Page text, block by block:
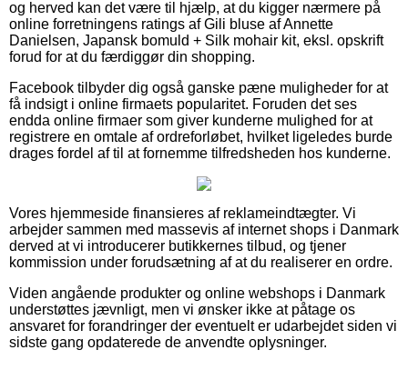
og herved kan det være til hjælp, at du kigger nærmere på
online forretningens ratings af Gili bluse af Annette
Danielsen, Japansk bomuld + Silk mohair kit, eksl. opskrift
forud for at du færdiggør din shopping.
Facebook tilbyder dig også ganske pæne muligheder for at
få indsigt i online firmaets popularitet. Foruden det ses
endda online firmaer som giver kunderne mulighed for at
registrere en omtale af ordreforløbet, hvilket ligeledes burde
drages fordel af til at fornemme tilfredsheden hos kunderne.
Vores hjemmeside finansieres af reklameindtægter. Vi
arbejder sammen med massevis af internet shops i Danmark
derved at vi introducerer butikkernes tilbud, og tjener
kommission under forudsætning af at du realiserer en ordre.
Viden angående produkter og online webshops i Danmark
understøttes jævnligt, men vi ønsker ikke at påtage os
ansvaret for forandringer der eventuelt er udarbejdet siden vi
sidste gang opdaterede de anvendte oplysninger.